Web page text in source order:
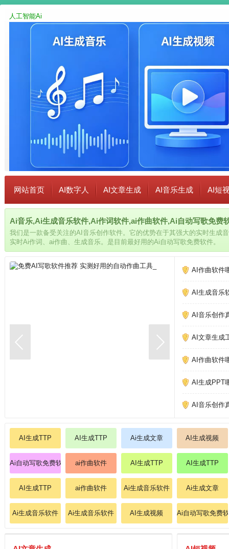
人工智能Ai
网站首页 AI数字人 AI文章生成 AI音乐生成 AI短
Ai音乐,Ai生成音乐软件,Ai作词软件,ai作曲软件,Ai自动写歌免费
我们是一款备受关注的AI音乐创作软件。它的优势在于其强大的实时生成
实时Ai作词、ai作曲、生成音乐。是目前最好用的Ai自动写歌免费软件。
AI作曲软件
AI生成音乐
AI音乐创作
AI文章生成
AI作曲软件
AI生成PPT
AI音乐创作
AI生成TTP AI生成TTP Ai生成文章 AI生成视频
Ai自动写歌免费软件 ai作曲软件 AI生成TTP AI生成TTP
AI生成TTP ai作曲软件 Ai生成音乐软件 Ai生成文章
Ai生成音乐软件 Ai生成音乐软件 AI生成视频 Ai自动写歌免费